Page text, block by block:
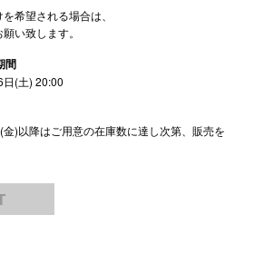
希望される場合は、
い致します。
間
(土) 20:00
)以降はご用意の在庫数に達し次第、販売を